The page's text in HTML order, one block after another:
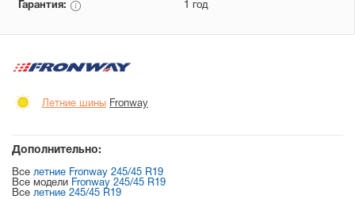
Гарантия: 1 год
Летние шины Fronway
Дополнительно:
Все летние Fronway 245/45 R19
Все модели Fronway 245/45 R19
Все летние 245/45 R19